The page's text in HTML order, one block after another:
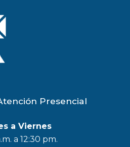
Presencial
a Viernes
a 12:30 pm.